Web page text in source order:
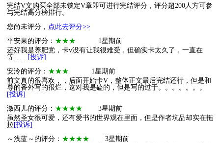
完结V文购买全部未锁定V章即可进行完结评分，评分超200人方可参
与完结高分榜排行。
您尚未评分， 点此去评分>>
平安果的评分： ★★★
1星期前
还好我是养肥党，卡v没有让我很难受，但确实卡太久了，一直在
等…… [投诉]
安泠的评分： ★★★
1星期前
前文真的很喜欢，，后面开始卡V，整体正文最后完结还行，但是和
尊的番外写的很烂，这对我是磕的，但是写的过于。。。。。。。
[投诉]
潋西儿的评分： ★★★★
3星期前
虽然圣女很可爱，还有爱书的世界观在里面，但是作者坑品却实在拖
拉 [投诉]
～浅蓝～的评分： ★★★★
3星期前